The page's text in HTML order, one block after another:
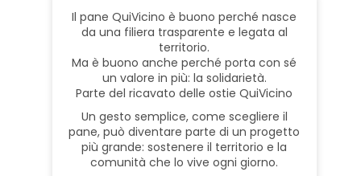
Il pane QuiVicino è buono perché nasce
da una filiera trasparente e legata al
territorio.
Ma è buono anche perché porta con sé
un valore in più: la solidarietà.
Parte del ricavato delle ostie QuiVicino
Un gesto semplice, come scegliere il
pane, può diventare parte di un progetto
più grande: sostenere il territorio e la
comunità che lo vive ogni giorno.